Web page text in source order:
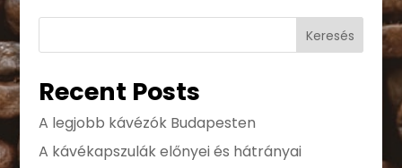
Keresés
Recent Posts
A legjobb kávézók Budapesten
A kávékapszulák előnyei és hátrányai